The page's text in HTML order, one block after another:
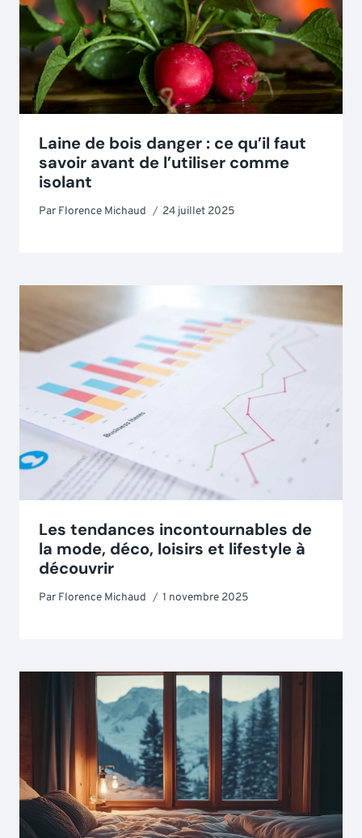
Laine de bois danger : ce qu’il faut
savoir avant de l’utiliser comme
isolant
Par Florence Michaud 24 juillet 2025
Les tendances incontournables de
la mode, déco, loisirs et lifestyle à
découvrir
Par Florence Michaud 1 novembre 2025